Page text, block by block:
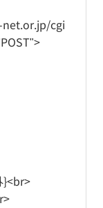
net.or.jp/cgi
}<br>